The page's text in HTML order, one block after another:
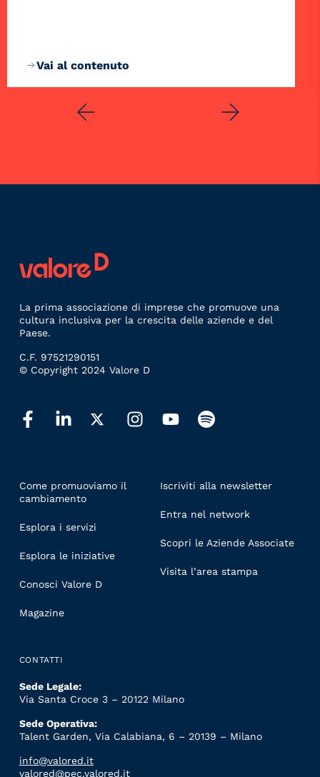
Vai al contenuto
La prima associazione di imprese che promuove una
cultura inclusiva per la crescita delle aziende e del
Paese.
C.F. 97521290151
© Copyright 2024 Valore D
Come promuoviamo il
cambiamento
Esplora i servizi
Esplora le iniziative
Conosci Valore D
Magazine
Iscriviti alla newsletter
Entra nel network
Scopri le Aziende Associate
Visita l’area stampa
CONTATTI
Sede Legale:
Via Santa Croce 3 – 20122 Milano
Sede Operativa:
Talent Garden, Via Calabiana, 6 – 20139 – Milano
info@valored.it
valored@pec.valored.it